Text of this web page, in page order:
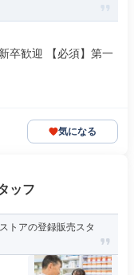
卒歓迎 【必須】第一
気になる
ッフ
トアの登録販売スタ